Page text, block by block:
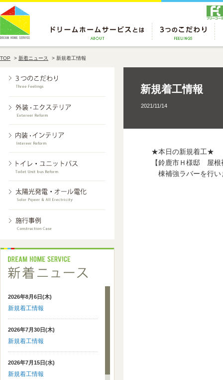
TOP > 新着ニュース > 新規着工情報
2026年8月6日(木)
新規着工情報
2026年7月30日(木)
新規着工情報
2026年7月15日(水)
新規着工情報
新規着工情報
2021/11/14
★本日の新規着工★
【鈴鹿市Ｈ様邸 屋根
棟補強ラバーを行い